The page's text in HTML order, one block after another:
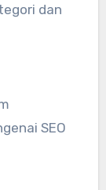
dan
SEO